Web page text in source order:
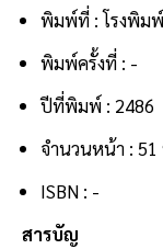
พิมพ์ที่ : โรงพิมพ์
พิมพ์ครั้งที่ : -
ปีที่พิมพ์ : 2486
จำนวนหน้า :
ISBN : -
สารบัญ